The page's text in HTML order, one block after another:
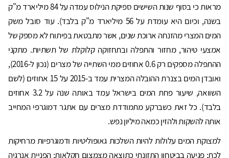
מראות כי בסוף שנות השישים ספיקת הנילוס עמדה על 84 מיליארד מ"ק
בשנה, וכיום היא עומדת על 56 מיליארד מ"ק בלבד). עוד סובל משק
המים המצרי מהזנחה ארוכת שנים, אשר מתבטאת בפיתוח לא מספק של
אמצעי טיהור, מחזור והתפלה ובתחזוקה קלוקלת של תשתיות. מתקני
ההתפלה מספקים רק 0.6 אחוזים ממי השתייה של מצרים (נכון ל-2016),
ואובדן המים בצנרת ההובלה המצרית עמד ב-2015 על 15 אחוזים (לשם
השוואה, שיעור פחת המים בישראל עמד באותה שנה על 3.2 אחוזים
בלבד). כל זאת כשברקע מתמודדת מצרים עם אתגר דמוגרפי המחייב
אותה להשקות ולהזין כמאה מיליון נפש.
למצוקת המים עלולות להיות השלכות גאופוליטיות ודמוגרפיות מרחיקות
לכת: פגיעה בביטחון התזונתי כתוצאה מצמצום חקלאות; הפניית אנרגיה